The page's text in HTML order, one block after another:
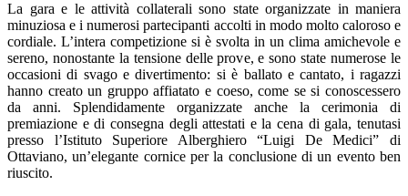
La gara e le attività collaterali sono state organizzate in maniera
minuziosa e i numerosi partecipanti accolti in modo molto caloroso e
cordiale. L’intera competizione si è svolta in un clima amichevole e
sereno, nonostante la tensione delle prove, e sono state numerose le
occasioni di svago e divertimento: si è ballato e cantato, i ragazzi
hanno creato un gruppo affiatato e coeso, come se si conoscessero
da anni. Splendidamente organizzate anche la cerimonia di
premiazione e di consegna degli attestati e la cena di gala, tenutasi
presso l’Istituto Superiore Alberghiero “Luigi De Medici” di
Ottaviano, un’elegante cornice per la conclusione di un evento ben
riuscito.